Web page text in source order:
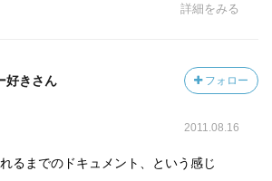
詳細をみる
好きさん フォロー
2011.08.16
るまでのドキュメント、という感じ